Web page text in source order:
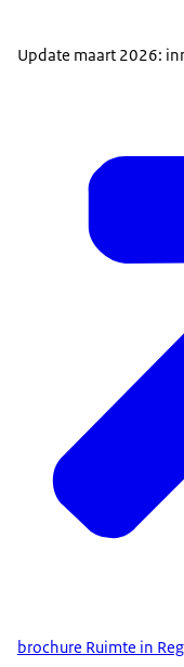
Update maart 2026:
brochure Ruimte in